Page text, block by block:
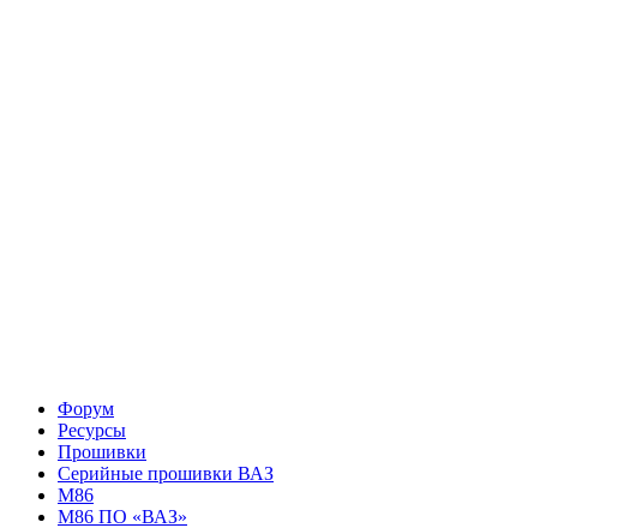
Форум
Ресурсы
Прошивки
Серийные прошивки ВАЗ
M86
М86 ПО «ВАЗ»